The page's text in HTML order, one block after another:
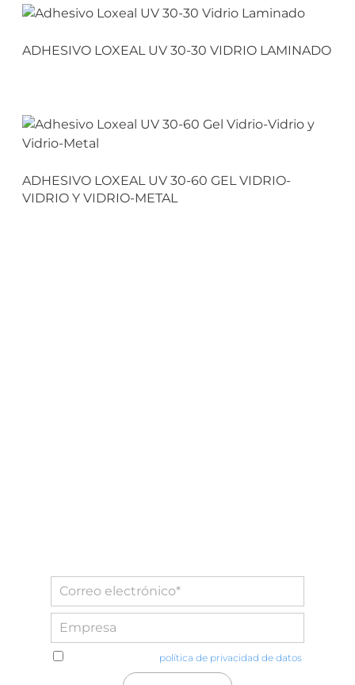
ADHESIVO LOXEAL UV 30-30 VIDRIO LAMINADO
ADHESIVO LOXEAL UV 30-60 GEL VIDRIO-
VIDRIO Y VIDRIO-METAL
política de privacidad de datos